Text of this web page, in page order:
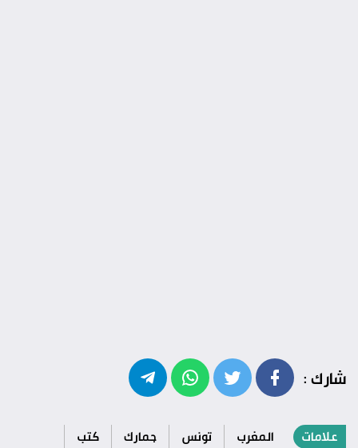
شارك :
علامات المغرب تونس جمارك كتب